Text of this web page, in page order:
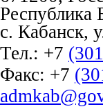
Республика
с. Кабанск,
Тел.: +7
Факс: +7